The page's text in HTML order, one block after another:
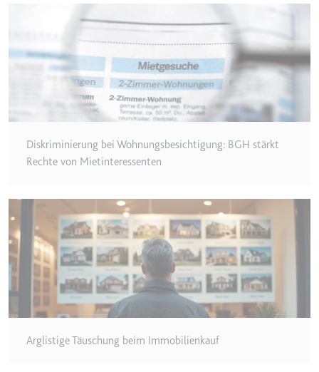
__Secure-YEC
Anbieter:
youtube.com
Zweck:
Speichert die
Benutzereinstellungen beim Abruf
integrierten Youtube-Videos
Typ:
HTTP-Cookie
__Secure-YNID
Anbieter:
youtube.com
Zweck:
Wird verwendet, um die
Interaktion der Nutzer mit
eingebetteten Inhalten zu
verfolgen.
Diskriminierung bei Wohnungsbesichtigung: BGH stärkt
Rechte von Mietinteressenten
Arglistige Täuschung beim Immobilienkauf